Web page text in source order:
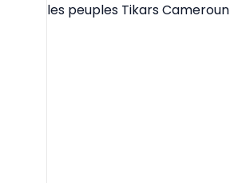
les peuples Tikars Cameroun